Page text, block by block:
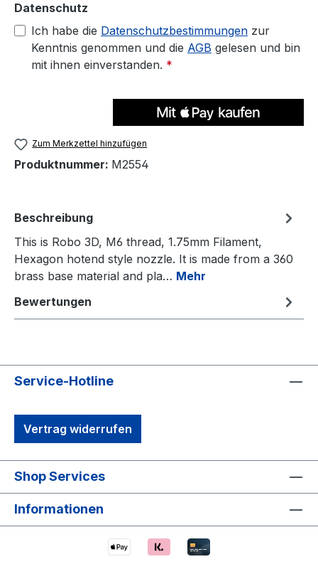
Datenschutz
Ich habe die Datenschutzbestimmungen zur
Kenntnis genommen und die AGB gelesen und bin
mit ihnen einverstanden. *
Zum Merkzettel hinzufügen
Produktnummer: M2554
Beschreibung
This is Robo 3D, M6 thread, 1.75mm Filament,
Hexagon hotend style nozzle. It is made from a 360
brass base material and pla… Mehr
Bewertungen
Service-Hotline
Vertrag widerrufen
Shop Services
Informationen